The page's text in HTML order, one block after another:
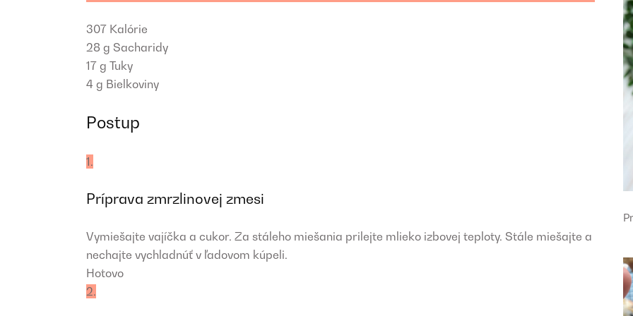
307 Kalórie
28 g Sacharidy
17 g Tuky
4 g Bielkoviny
Postup
1.
Príprava zmrzlinovej zmesi
Vymiešajte vajíčka a cukor. Za stáleho miešania prilejte mlieko izbovej teploty. Stále miešajte a
nechajte vychladnúť v ľadovom kúpeli.
Hotovo
2.